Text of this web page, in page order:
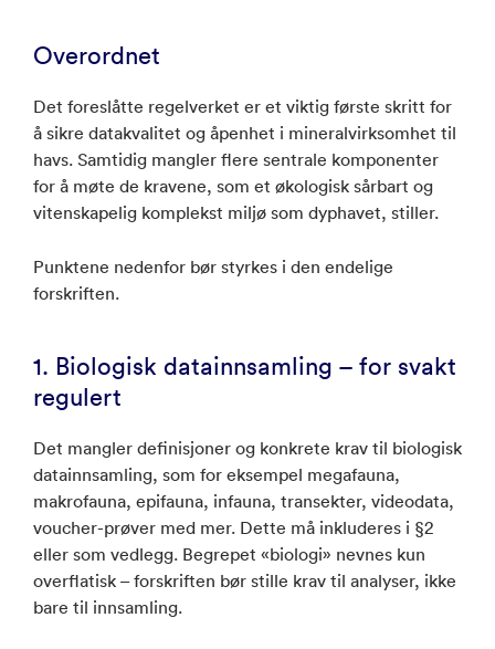
Overordnet
Det foreslåtte regelverket er et viktig første skritt for
å sikre datakvalitet og åpenhet i mineralvirksomhet til
havs. Samtidig mangler flere sentrale komponenter
for å møte de kravene, som et økologisk sårbart og
vitenskapelig komplekst miljø som dyphavet, stiller.
Punktene nedenfor bør styrkes i den endelige
forskriften.
1. Biologisk datainnsamling – for svakt
regulert
Det mangler definisjoner og konkrete krav til biologisk
datainnsamling, som for eksempel megafauna,
makrofauna, epifauna, infauna, transekter, videodata,
voucher-prøver med mer. Dette må inkluderes i §2
eller som vedlegg. Begrepet «biologi» nevnes kun
overflatisk – forskriften bør stille krav til analyser, ikke
bare til innsamling.